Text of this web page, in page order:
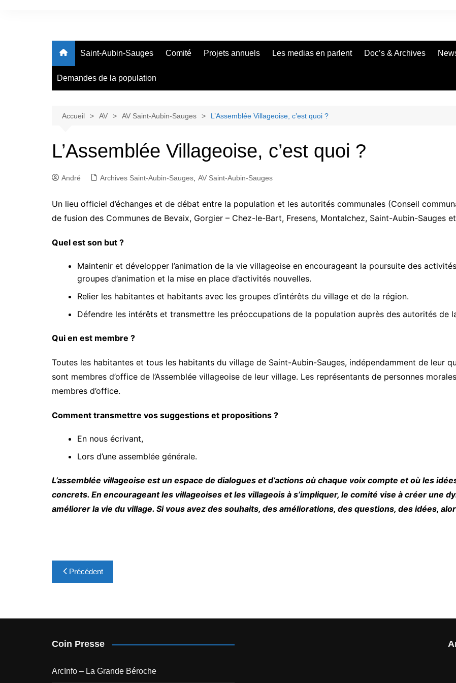
Association des Sociétés de
La Grande Béroche
Saint-Aubin-Sauges Comité Projets annuels Les medias en parlent Doc’s & Archives
Demandes de la population
Accueil AV AV Saint-Aubin-Sauges L’Assemblée Villageoise, c’est quoi ?
L’Assemblée Villageoise, c’est quoi ?
André Archives Saint-Aubin-Sauges AV Saint-Aubin-Sauges
Un lieu officiel d’échanges et de débat entre la population et les autorités communales (Conseil
de fusion des Communes de Bevaix, Gorgier – Chez-le-Bart, Fresens, Montalchez, Saint-Aubin-Sauges
Quel est son but ?
Maintenir et développer l’animation de la vie villageoise en encourageant la poursuite des
groupes d’animation et la mise en place d’activités nouvelles.
Relier les habitantes et habitants avec les groupes d’intérêts du village et de la région.
Défendre les intérêts et transmettre les préoccupations de la population auprès des autorités de
Qui en est membre ?
Toutes les habitantes et tous les habitants du village de Saint-Aubin-Sauges, indépendamment de leur
sont membres d’office de l’Assemblée villageoise de leur village. Les représentants de personnes
membres d’office.
Comment transmettre vos suggestions et propositions ?
En nous écrivant,
Lors d’une assemblée générale.
L’assemblée villageoise est un espace de dialogues et d’actions où chaque voix compte et où les
concrets. En encourageant les villageoises et les villageois à s’impliquer, le comité vise à créer une
améliorer la vie du village. Si vous avez des souhaits, des améliorations, des questions, des idées,
Navigation
de
Précédent
Coin Presse
ArcInfo – La Grande Béroche